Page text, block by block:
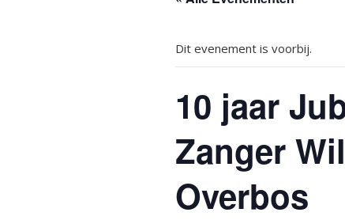
Dit evenement is voorbij.
10 jaar
Zanger
Overbos